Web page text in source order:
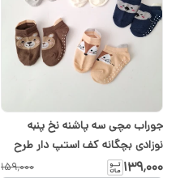
جوراب مچی سه پاشنه نخ پنبه
نوزادی بچگانه کف استپ دار طرح
حیوانات ۱ تا ۴ سال
۱۳۹٬۰۰۰ ۱۵۹٬۰۰۰